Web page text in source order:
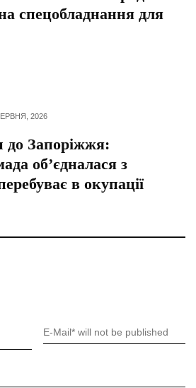
спецобладнання для
2026
до Запоріжжя:
об’єдналася з
в окупації